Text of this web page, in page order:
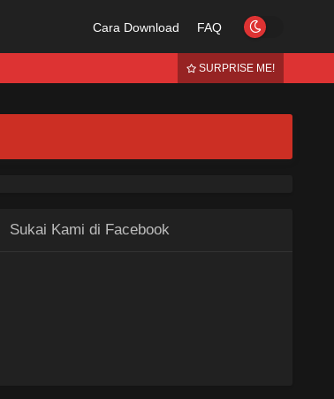
Cara Download FAQ
SURPRISE ME!
Sukai Kami di Facebook